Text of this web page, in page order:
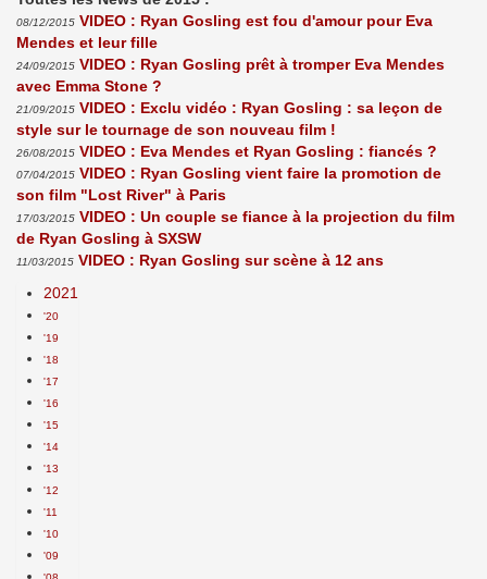
08/12/2015 VIDEO : Ryan Gosling est fou d'amour pour Eva
Mendes et leur fille
24/09/2015 VIDEO : Ryan Gosling prêt à tromper Eva Mendes
avec Emma Stone ?
21/09/2015 VIDEO : Exclu vidéo : Ryan Gosling : sa leçon de
style sur le tournage de son nouveau film !
26/08/2015 VIDEO : Eva Mendes et Ryan Gosling : fiancés ?
07/04/2015 VIDEO : Ryan Gosling vient faire la promotion de
son film "Lost River" à Paris
17/03/2015 VIDEO : Un couple se fiance à la projection du film
de Ryan Gosling à SXSW
11/03/2015 VIDEO : Ryan Gosling sur scène à 12 ans
2021
'20
'19
'18
'17
'16
'15
'14
'13
'12
'11
'10
'09